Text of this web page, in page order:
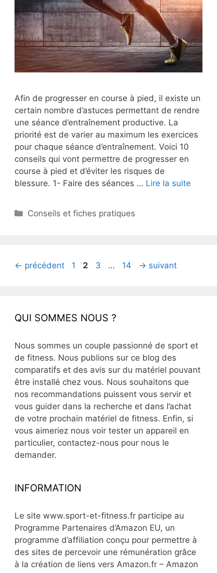
Afin de progresser en course à pied, il existe un
certain nombre d’astuces permettant de rendre
une séance d’entraînement productive. La
priorité est de varier au maximum les exercices
pour chaque séance d’entraînement. Voici 10
conseils qui vont permettre de progresser en
course à pied et d’éviter les risques de
blessure. 1- Faire des séances … Lire la suite
Catégories
Conseils et fiches pratiques
← précédent Page
1 Page
2 Page
3 … Page
14 → suivant
QUI SOMMES NOUS ?
Nous sommes un couple passionné de sport et
de fitness. Nous publions sur ce blog des
comparatifs et des avis sur du matériel pouvant
être installé chez vous. Nous souhaitons que
nos recommandations puissent vous servir et
vous guider dans la recherche et dans l’achat
de votre prochain matériel de fitness. Enfin, si
vous aimeriez nous voir tester un appareil en
particulier, contactez-nous pour nous le
demander.
INFORMATION
Le site www.sport-et-fitness.fr participe au
Programme Partenaires d’Amazon EU, un
programme d’affiliation conçu pour permettre à
des sites de percevoir une rémunération grâce
à la création de liens vers Amazon.fr – Amazon